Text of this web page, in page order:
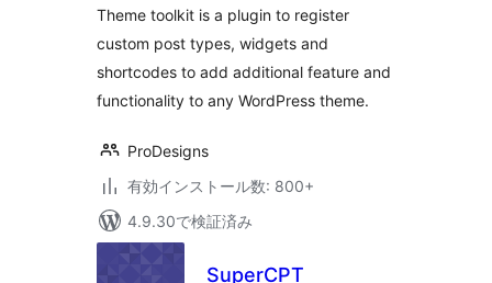
Theme toolkit is a plugin to register
custom post types, widgets and
shortcodes to add additional feature and
functionality to any WordPress theme.
ProDesigns
有効インストール数: 800+
4.9.30で検証済み
SuperCPT